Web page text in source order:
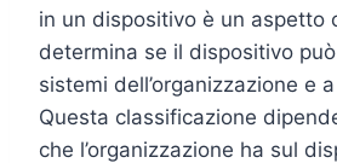
in un dispositivo è un aspetto
determina se il dispositivo
sistemi dell’organizzazione e
Questa classificazione
che l’organizzazione ha sul